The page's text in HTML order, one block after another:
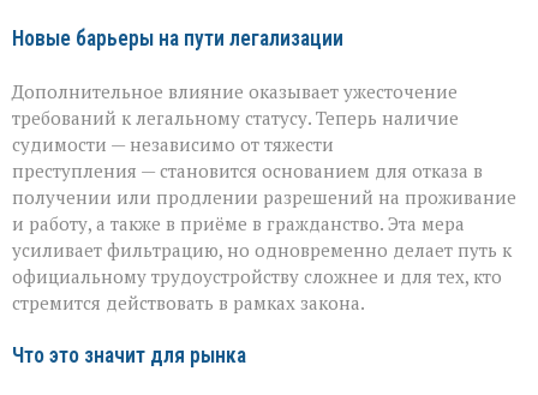
Новые барьеры на пути легализации
Дополнительное влияние оказывает ужесточение
требований к легальному статусу. Теперь наличие
судимости — независимо от тяжести
преступления — становится основанием для отказа в
получении или продлении разрешений на проживание
и работу, а также в приёме в гражданство. Эта мера
усиливает фильтрацию, но одновременно делает путь к
официальному трудоустройству сложнее и для тех, кто
стремится действовать в рамках закона.
Что это значит для рынка